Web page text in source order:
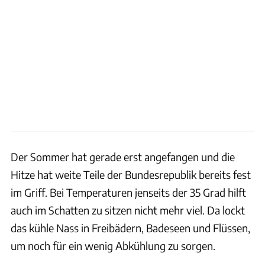
Der Sommer hat gerade erst angefangen und die
Hitze hat weite Teile der Bundesrepublik bereits fest
im Griff. Bei Temperaturen jenseits der 35 Grad hilft
auch im Schatten zu sitzen nicht mehr viel. Da lockt
das kühle Nass in Freibädern, Badeseen und Flüssen,
um noch für ein wenig Abkühlung zu sorgen.